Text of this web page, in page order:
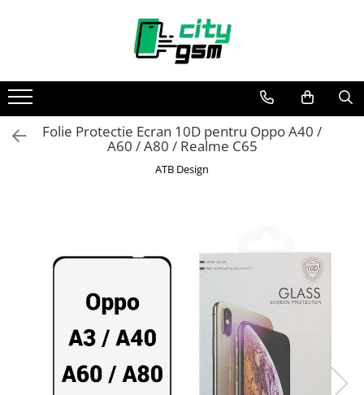
Acumulatori / Baterii
Iphone
Seria 15Folie Protectie Ecran 10D pentru Oppo A40 /
A60 / A80 / Realme C65
ATB Design